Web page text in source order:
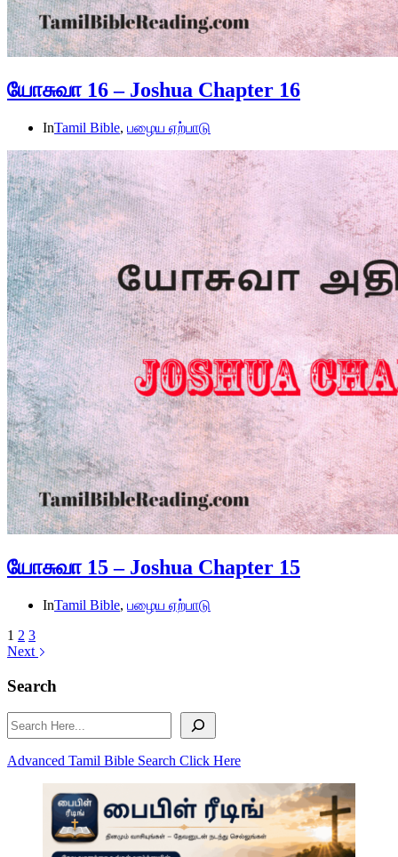
யோசுவா 16 – Joshua Chapter 16
InTamil Bible, பழைய ஏற்பாடு
யோசுவா 15 – Joshua Chapter 15
InTamil Bible, பழைய ஏற்பாடு
1 2 3
Next
Search
Search
Advanced Tamil Bible Search Click Here